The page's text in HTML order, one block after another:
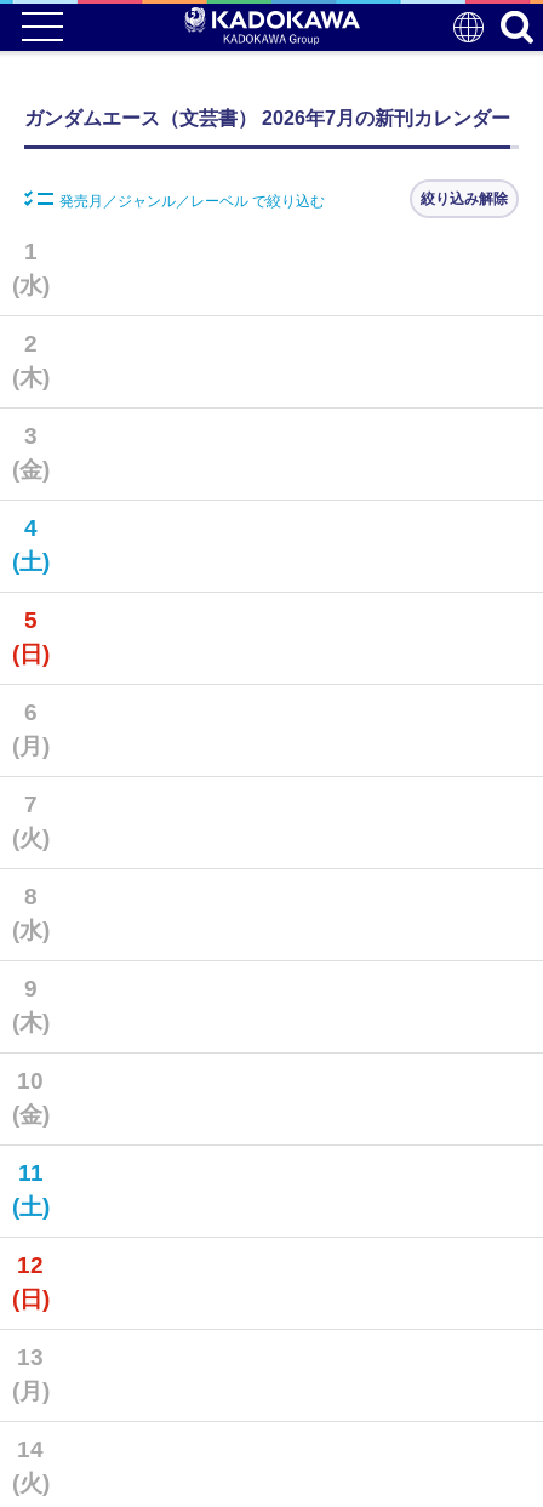
ガンダムエース（文芸書） 2026年7月の新刊カレンダー
発売月／ジャンル／レーベル で絞り込む 絞り込み解除
1
(水)
2
(木)
3
(金)
4
(土)
5
(日)
6
(月)
7
(火)
8
(水)
9
(木)
10
(金)
11
(土)
12
(日)
13
(月)
14
(火)